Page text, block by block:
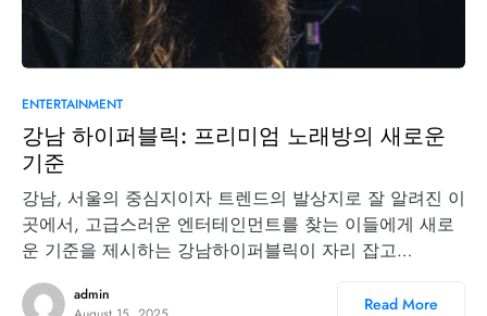
ENTERTAINMENT
강남 하이퍼블릭: 프리미엄 노래방의 새로운
기준
강남, 서울의 중심지이자 트렌드의 발상지로 잘 알려진 이
곳에서, 고급스러운 엔터테인먼트를 찾는 이들에게 새로
운 기준을 제시하는 강남하이퍼블릭이 자리 잡고…
admin
Read More